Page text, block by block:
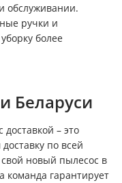
обслуживании.
ручки и
более
Беларуси
– это
по всей
новый пылесос в
команда гарантирует